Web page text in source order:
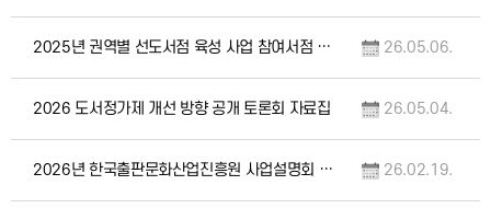
2025년 권역별 선도서점 육성 사업 참여서점 인터뷰집 및 우수서점 사례집, (성과공유회)… 26.05.06.
2026 도서정가제 개선 방향 공개 토론회 자료집 26.05.04.
2026년 한국출판문화산업진흥원 사업설명회 자료집 26.02.19.